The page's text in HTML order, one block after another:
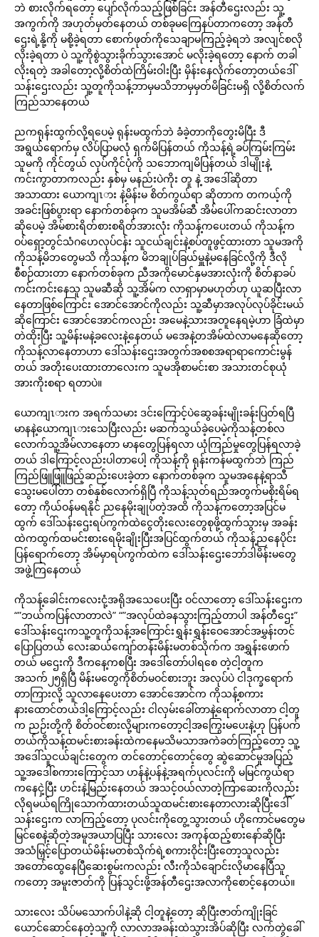
ဘဲ စားလိုက်ရတော့ ပျော်လိုက်သည့်ဖြစ်ခြင်း အန်တီဌေးလည်း သူ့
အကွက်ကို အဟုတ်မှတ်နေတယ် တစ်ခုမကြေနပ်တာကတော့ အန်တီ
ဌေးရဲ့နို့ကို မစို့ခဲ့ရတာ စောက်ဖုတ်ကိုသေချာမကြည့်ခဲ့ရဘဲ အလျင်စလို
လိုးခဲ့ရတာ ပဲ သူ့ကိုစွဲသွားခိုက်သွားအောင် မလိုးခဲ့ရတော့ နောက် တခါ
လိုးရတဲ့ အခါတော့လို့စိတ်ထဲကြိမ်းဝါးပြီး မှိန်းနေလိုက်တော့တယ်ဒေါ်
သန်းဌေးလည်း သူ့တူကိုသန့်ဘာမှမသိဘာမှမှတ်မိခြင်းမရှိ လို့စိတ်လက်
ကြည်သာနေတယ်
ညကရုန်းထွက်လို့ရပေမဲ့ ရုန်းမထွက်ဘဲ ခံခဲ့တာကိုတွေးမိပြီး ဒီ
အရွယ်ရောက်မှ လိပ်ပြာမလုံ ရှက်မိပြန်တယ် ကိုသန့်ရဲ့ခပ်ကြမ်းကြမ်း
သူမကို ကိုင်တွယ် လုပ်ကိုင်ပုံကို သဘောကျမိပြန်တယ် ဒါမျိုးနဲ့
ကင်းကွာတာကလည်း နှစ်မှ မနည်းပဲကိုး တူ နဲ့ အဒေါ်ဆိုတာ
အသာထား ယောကျၤား နဲ့မိန်းမ စိတ်ကွယ်ရာ ဆိုတာက တကယ့်ကို
အခင်းဖြစ်ပွားရာ နောက်တစ်ခုက သူမအိမ်ဆီ အိမ်ပေါ်ကဆင်းလာတာ
ဆိုပေမဲ့ အိမ်စားရိတ်စားစရိတ်အားလုံး ကိုသန့်ကပေးတယ် ကိုသန့်က
ဝပ်ရှော့တွင်သံဂဟေလုပ်ငန်း သူငယ်ချင်းနဲ့စပ်တူဖွင့်ထားတာ သူမအကို
ကိုသန့်မိဘတွေမသိ ကိုသန့်က မိဘချုပ်ခြယ်မှူနဲ့မနေခြင်လို့ကို ဒီလို
စီစဉ်ထားတာ နောက်တစ်ခုက ညီအကိုမောင်နှမအားလုံးကို စိတ်နာခပ်
ကင်းကင်းနေသူ သူမဆီဆို သူ့အိမ်က လာရှာမှာမဟုတ်ဟု ယူဆပြီးလာ
နေတာဖြစ်ကြောင်း အောင်အောင်ကိုလည်း သူ့ဆီမှာအလုပ်လုပ်ခိုင်းမယ်
ဆိုကြောင်း အောင်အောင်ကလည်း အမေနဲ့သားအတူနေရမဲ့ဟာ ခြံထဲမှာ
တဲထိုးပြီး သူ့မိန်းမနဲ့ခလေးနဲ့နေတယ် မအေနဲ့တအိမ်ထဲလာမနေဆိုတော့
ကိုသန့်လာနေတာဟာ ဒေါ်သန်းဌေးအတွက်အစစအရာရာကောင်းမွန်
တယ် အတိုးပေးထားတာလေးက သူမအိုစာမင်းစာ အသားတင်စုယုံ
အားကိုးစရာ ရတာပဲ။
ယောကျၤားက အရက်သမား ဒင်းကြောင့်ပဲဆွေခန်းမျိုးခန်းပြတ်ရပြီ
မာနနဲ့ယောကျၤားသေပြီးလည်း မဆက်သွယ်ခဲ့ပေမဲ့ကိုသန့်တစ်လ
လောက်သူ့အိမ်လာနေတာ မာနတွေပြန်ရလာ ယုံကြည်မှုတွေပြန်ရလာခဲ့
တယ် ဒါကြောင့်လည်းပါတာပေါ့ ကိုသန့်ကို ရုန်းကန်မထွက်ဘဲ ကြည်
ကြည်ဖြူဖြူဖြည့်ဆည်းပေးခဲ့တာ နောက်တစ်ခုက သူမအနေနဲ့ရာသီ
သွေးမပေါ်တာ တစ်နှစ်လောက်ရှိပြီ ကိုသန့်သုတ်ရည်အတွက်မစိုးရိမ်ရ
တော့ ကိုယ်ဝန်မရနိုင် ညနေမိုးချုပ်တဲ့အထိ ကိုသန့်ကတော့အပြင်မ
ထွက် ဒေါ်သန်းဌေးရပ်ကွက်ထဲငွေတိုးလေးတွေစုဖို့ထွက်သွားမှ အခန်း
ထဲကထွက်ထမင်းစားရေမိုးချိုးပြီးအပြင်ထွက်တယ် ကိုသန့်ညနေပိုင်း
ပြန်ရောက်တော့ အိမ်မှာရပ်ကွက်ထဲက ဒေါ်သန်းဌေးဘော်ဒါမိန်းမတွေ
အဖွဲ့ကြနေတယ်
ကိုသန့်ခေါင်းကလေးငုံ့အရိုအသေပေးပြီး ဝင်လာတော့ ဒေါ်သန်းဌေးက
“”ဘယ်ကပြန်လာတာလဲ” “”အလုပ်ထဲခနသွားကြည့်တာပါ အန်တီဌေး”
ဒေါ်သန်းဌေးကသူ့တူကိုသန့်အကြောင်းရွှန်းရွှန်းဝေအောင်အမွှန်းတင်
ပြောပြတယ် လေးဆယ်ကျော်တန်းမိန်းမတစ်သိုက်က အရွှန်းဖောက်
တယ် မဌေးကို ဒီကနေ့ကစပြီး အဒေါ်တော်ပါရစေ တဲ့ငါ့တူက
အသက်၂၅ရှိပြီ မိန်းမတွေကိုစိတ်မဝင်စားဘူး အလုပ်ပဲ ငါဒုက္ခရောက်
တာကြားလို့ သူလာနေပေးတာ အောင်အောင်က ကိုသန့်စကား
နားထောင်တယ်ဒါ့ကြောင့်လည်း ငါလှမ်းခေါ်တာနဲ့ရောက်လာတာ ငါ့တူ
က ညဉ်းတို့ကို စိတ်ဝင်စားလို့များကတော့ငါ့အကြွေးမပေးနဲ့ဟု ပြန်ပက်
တယ်ကိုသန့်ထမင်းစားခန်းထဲကနေမသိမသာအကဲခတ်ကြည့်တော့ သူ့
အဒေါ်သူငယ်ချင်းတွေက တင်တောင့်တောင့်တွေ ဆွဲဆောင်မှုအပြည့်
သူ့အဒေါ်စကားကြောင့်သာ ဟန်နဲ့ပန်နဲ့အရက်ပုလင်းကို မမြင်ကွယ်ရာ
ကနေငှဲ့ပြီး ဟင်းနဲ့မြည်းနေတယ် အသင့်ဝယ်လာတဲ့ကြာဆေးကိုလည်း
လိုရမယ်ရကြိုသောက်ထားတယ်သူထမင်းစားနေတာလားဆိုပြီးဒေါ်
သန်းဌေးက လာကြည့်တော့ ပုလင်းကိုတွေ့သွားတယ် ဟိုကောင်မတွေမ
မြင်စေနဲ့ဆိုတဲ့အမူအယာပြပြီး သားလေး အကုန်ထည့်စားနော်ဆိုပြီး
အသံမြှင့်ပြောတယ်မိန်းမတစ်သိုက်ရဲ့စကားဝိုင်းပြီးတော့သူလည်း
အတော်ထွေနေပြီဆေးစွမ်းကလည်း လီးကိုသံချောင်းလိုမာနေပြီသူ
ကတော့ အမူးဇာတ်ကို ပြန်သွင်းဖို့အန်တီဌေးအလာကိုစောင့်နေတယ်။
သားလေး သိပ်မသောက်ပါနဲ့ဆို ငါ့တူနဲ့တော့ ဆိုပြီးဇာတ်ကျိုးခြင်
ယောင်ဆောင်နေတဲ့သူ့ကို လာလာအခန်းထဲသွားအိပ်ဆိုပြီး လက်တွဲခေါ်